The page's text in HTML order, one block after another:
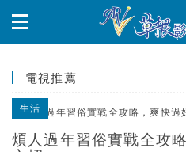
電視推薦
生活
煩人過年習俗實戰全攻